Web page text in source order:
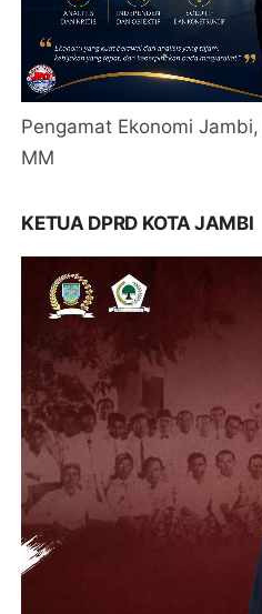
Pengamat Ekonomi
MM
KETUA DPRD KOTA JAMBI